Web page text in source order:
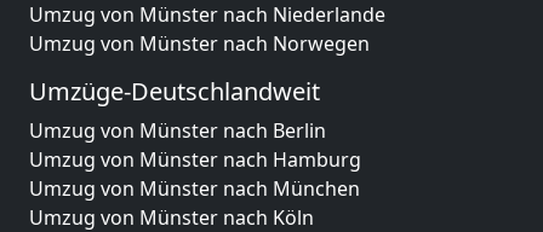
Umzug von Münster nach Niederlande
Umzug von Münster nach Norwegen
Umzüge-Deutschlandweit
Umzug von Münster nach Berlin
Umzug von Münster nach Hamburg
Umzug von Münster nach München
Umzug von Münster nach Köln